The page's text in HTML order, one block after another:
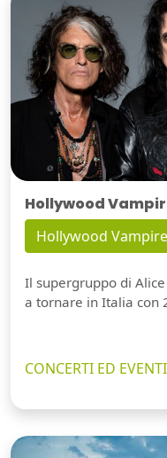
Hollywood
Hollywood
Il supergruppo di
a tornare in Italia con
CONCERTI ED EVENTI